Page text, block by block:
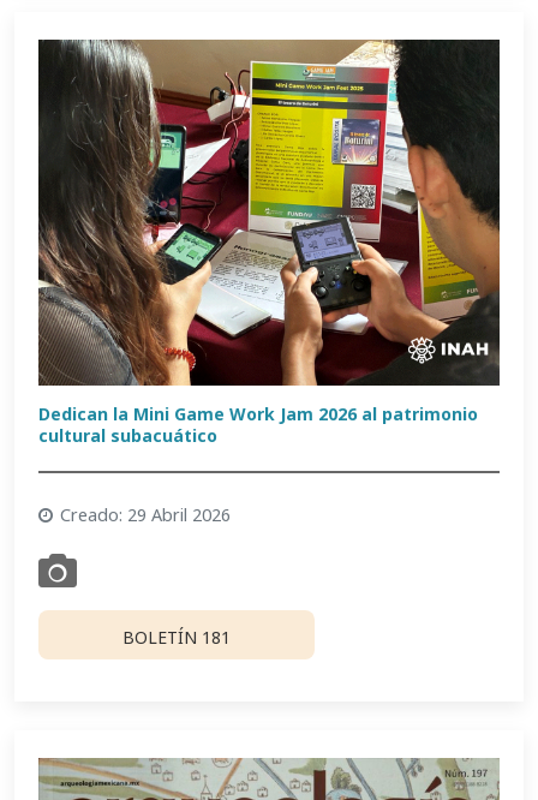
Dedican la Mini Game Work Jam 2026 al patrimonio
cultural subacuático
Creado: 29 Abril 2026
BOLETÍN 181